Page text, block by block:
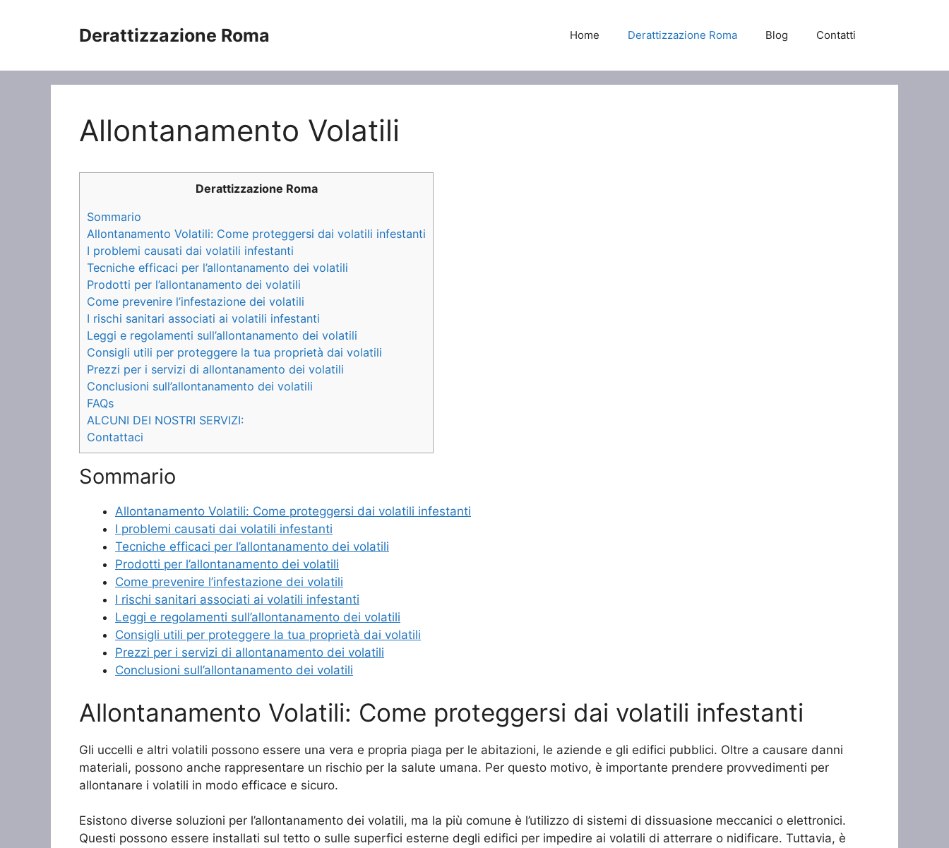
Derattizzazione Roma Home Derattizzazione Roma Blog Contatti
Allontanamento Volatili
Derattizzazione Roma
Sommario
Allontanamento Volatili: Come proteggersi dai volatili infestanti
I problemi causati dai volatili infestanti
Tecniche efficaci per l’allontanamento dei volatili
Prodotti per l’allontanamento dei volatili
Come prevenire l’infestazione dei volatili
I rischi sanitari associati ai volatili infestanti
Leggi e regolamenti sull’allontanamento dei volatili
Consigli utili per proteggere la tua proprietà dai volatili
Prezzi per i servizi di allontanamento dei volatili
Conclusioni sull’allontanamento dei volatili
FAQs
ALCUNI DEI NOSTRI SERVIZI:
Contattaci
Sommario
Allontanamento Volatili: Come proteggersi dai volatili infestanti
I problemi causati dai volatili infestanti
Tecniche efficaci per l’allontanamento dei volatili
Prodotti per l’allontanamento dei volatili
Come prevenire l’infestazione dei volatili
I rischi sanitari associati ai volatili infestanti
Leggi e regolamenti sull’allontanamento dei volatili
Consigli utili per proteggere la tua proprietà dai volatili
Prezzi per i servizi di allontanamento dei volatili
Conclusioni sull’allontanamento dei volatili
Allontanamento Volatili: Come proteggersi dai volatili infestanti
Gli uccelli e altri volatili possono essere una vera e propria piaga per le abitazioni, le aziende e gli edifici pubblici. Oltre a causare danni
materiali, possono anche rappresentare un rischio per la salute umana. Per questo motivo, è importante prendere provvedimenti per
allontanare i volatili in modo efficace e sicuro.
Esistono diverse soluzioni per l’allontanamento dei volatili, ma la più comune è l’utilizzo di sistemi di dissuasione meccanici o elettronici.
Questi possono essere installati sul tetto o sulle superfici esterne degli edifici per impedire ai volatili di atterrare o nidificare. Tuttavia, è